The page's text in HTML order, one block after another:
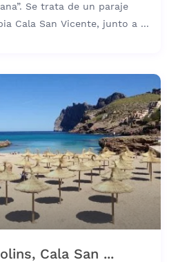
Se trata de un paraje
Cala San Vicente, junto a ...
Cala San ...